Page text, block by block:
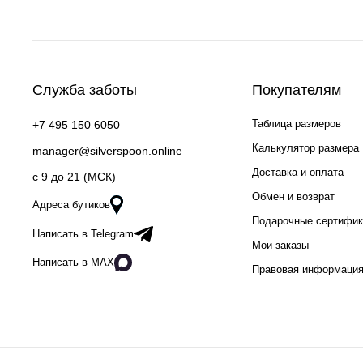
Служба заботы
+7 495 150 6050
manager@silverspoon.online
c 9 до 21 (МСК)
Адреса бутиков
Написать в Telegram
Написать в MAX
Покупателям
Таблица размеров
Калькулятор размера
Доставка и оплата
Обмен и возврат
Подарочные
Мои заказы
Правовая информация